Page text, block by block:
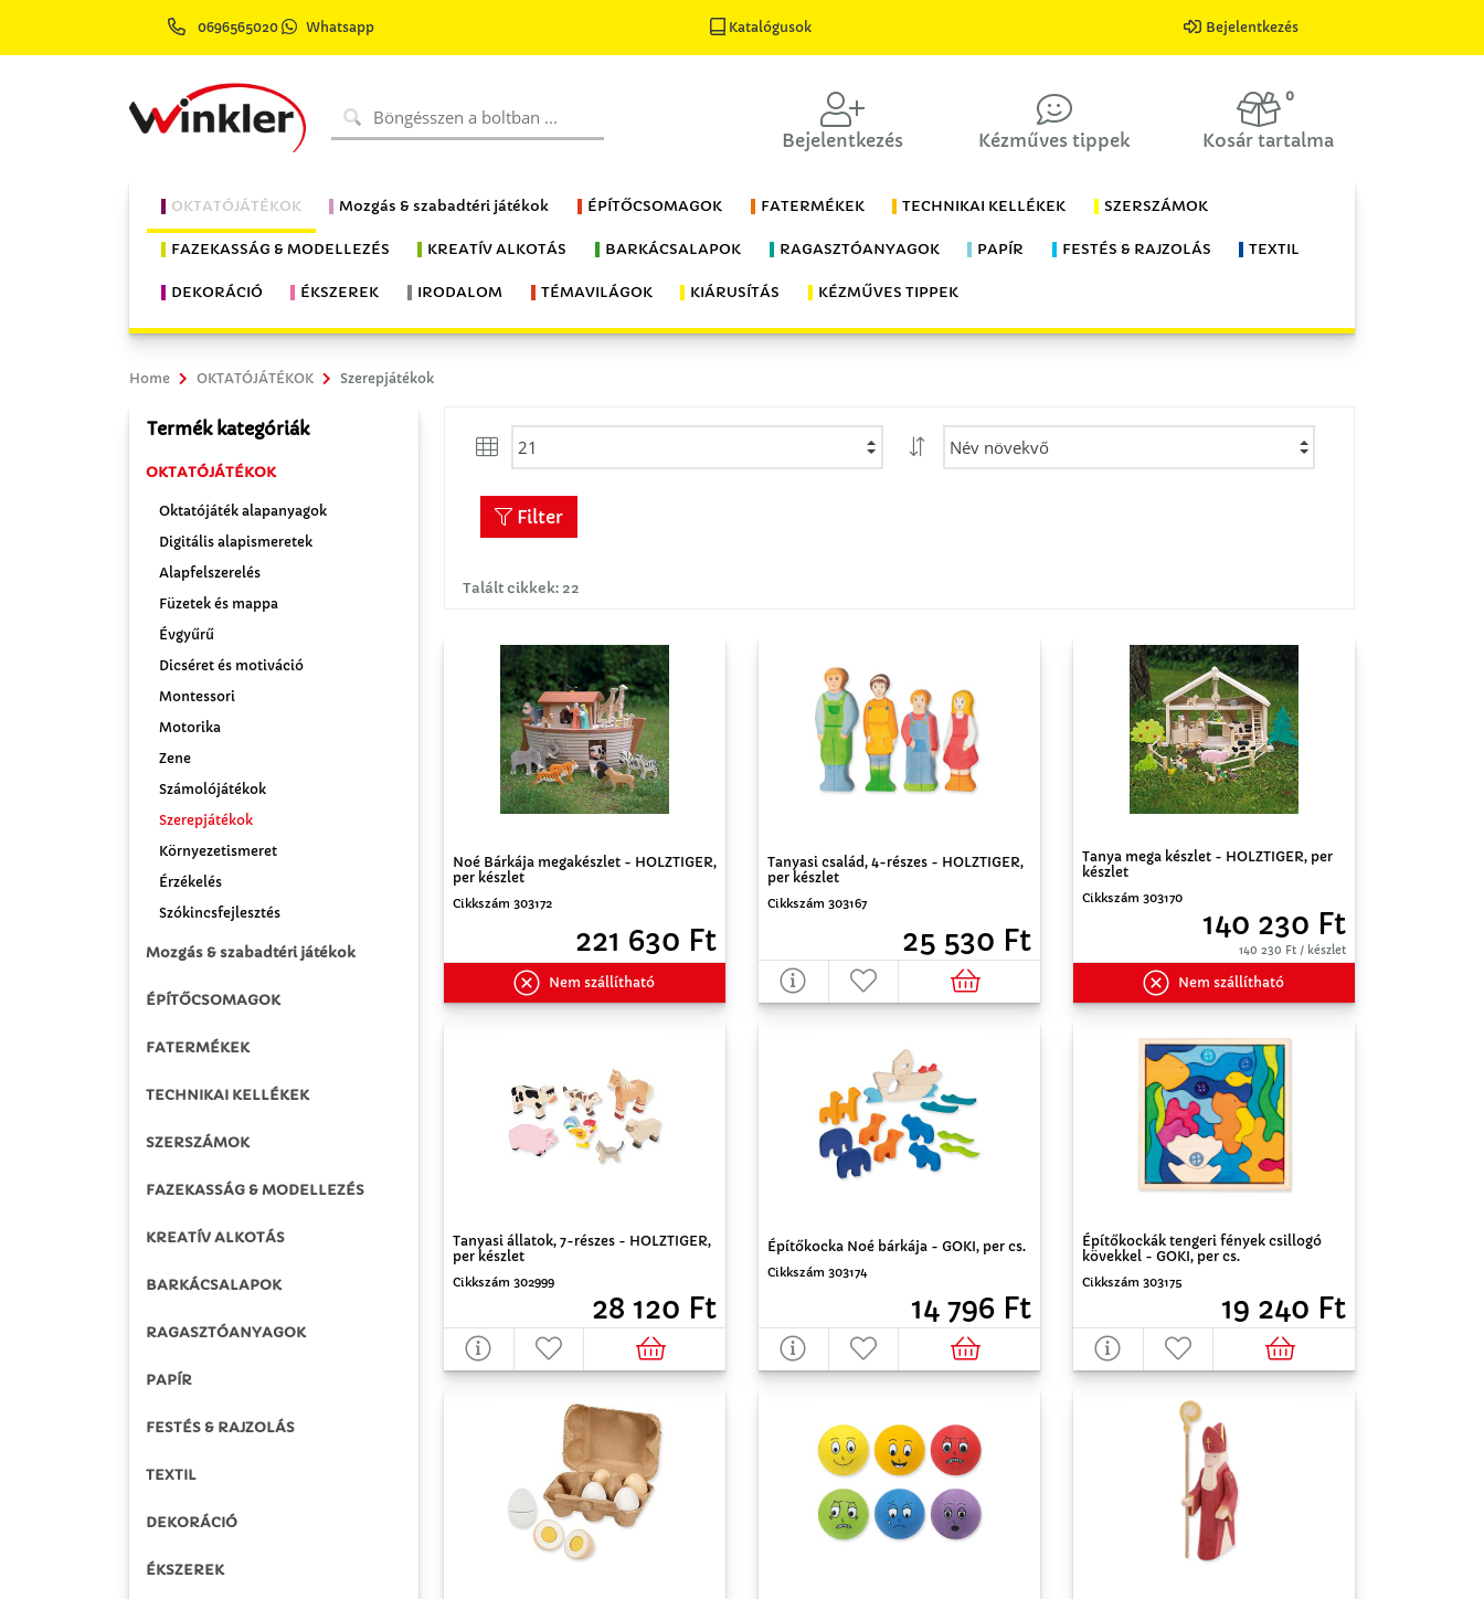
0696565020 Whatsapp Katalógusok Bejelentkezés
Bejelentkezés Kézműves tippek
0
Kosár tartalma
OKTATÓJÁTÉKOK Mozgás & szabadtéri játékok ÉPÍTŐCSOMAGOK FATERMÉKEK TECHNIKAI KELLÉKEK SZERSZÁMOK
FAZEKASSÁG & MODELLEZÉS KREATÍV ALKOTÁS BARKÁCSALAPOK RAGASZTÓANYAGOK PAPÍR FESTÉS & RAJZOLÁS TEXTIL
DEKORÁCIÓ ÉKSZEREK IRODALOM TÉMAVILÁGOK KIÁRUSÍTÁS KÉZMŰVES TIPPEK
Home OKTATÓJÁTÉKOK Szerepjátékok
Termék kategóriák
OKTATÓJÁTÉKOK
Oktatójáték alapanyagok
Digitális alapismeretek
Alapfelszerelés
Füzetek és mappa
Évgyűrű
Dicséret és motiváció
Montessori
Motorika
Zene
Számolójátékok
Szerepjátékok
Környezetismeret
Érzékelés
Szókincsfejlesztés
Mozgás & szabadtéri játékok
ÉPÍTŐCSOMAGOK
FATERMÉKEK
TECHNIKAI KELLÉKEK
SZERSZÁMOK
FAZEKASSÁG & MODELLEZÉS
KREATÍV ALKOTÁS
BARKÁCSALAPOK
RAGASZTÓANYAGOK
PAPÍR
FESTÉS & RAJZOLÁS
TEXTIL
DEKORÁCIÓ
ÉKSZEREK
Talált cikkek: 22
Filter
Noé Bárkája megakészlet - HOLZTIGER,
per készlet
Cikkszám 303172
221 630 Ft
Nem szállítható
Tanyasi család, 4-részes - HOLZTIGER,
per készlet
Cikkszám 303167
25 530 Ft
Tanya mega készlet - HOLZTIGER, per
készlet
Cikkszám 303170
140 230 Ft
140 230 Ft / készlet
Nem szállítható
Tanyasi állatok, 7-részes - HOLZTIGER,
per készlet
Cikkszám 302999
28 120 Ft
Építőkocka Noé bárkája - GOKI, per cs.
Cikkszám 303174
14 796 Ft
Építőkockák tengeri fények csillogó
kövekkel - GOKI, per cs.
Cikkszám 303175
19 240 Ft